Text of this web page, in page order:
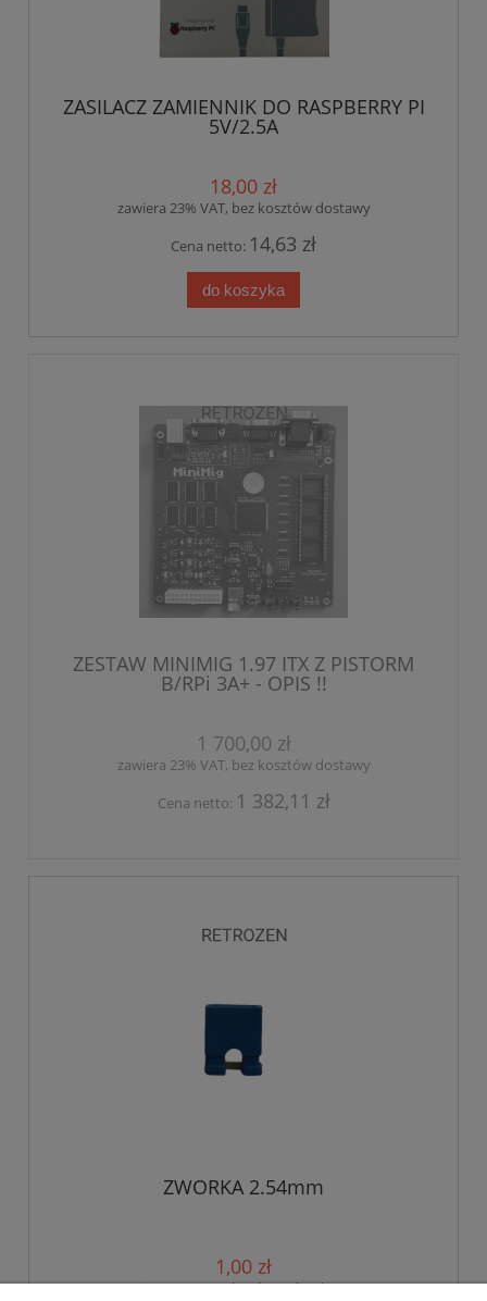
ZASILACZ ZAMIENNIK DO RASPBERRY PI
5V/2.5A
18,00 zł
zawiera 23% VAT, bez kosztów dostawy
Cena netto: 14,63 zł
do koszyka
ZESTAW MINIMIG 1.97 ITX Z PISTORM
B/RPi 3A+ - OPIS !!
1 700,00 zł
zawiera 23% VAT, bez kosztów dostawy
Cena netto: 1 382,11 zł
ZWORKA 2.54mm
1,00 zł
zawiera 23% VAT, bez kosztów dostawy